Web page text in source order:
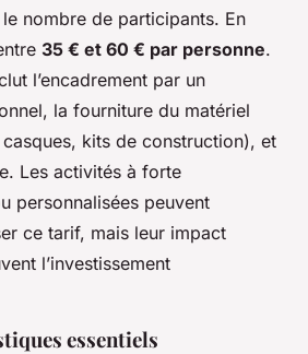
nombre de participants. En
35 € et 60 € par personne.
l’encadrement par un
la fourniture du matériel
kits de construction), et
Les activités à forte
personnalisées peuvent
ce tarif, mais leur impact
l’investissement
essentiels